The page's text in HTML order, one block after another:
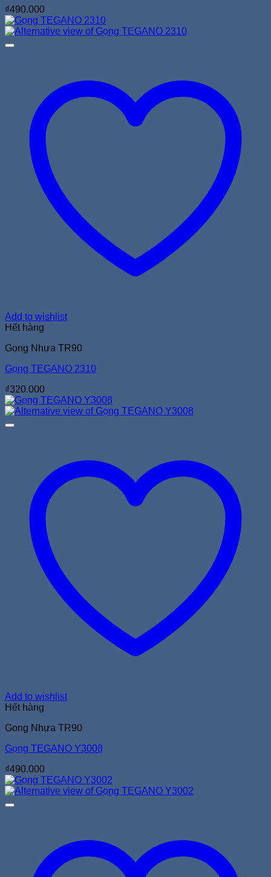
₫490.000
Add to wishlist
Hết hàng
Gọng Nhựa TR90
Gọng TEGANO 2310
₫320.000
Add to wishlist
Hết hàng
Gọng Nhựa TR90
Gọng TEGANO Y3008
₫490.000